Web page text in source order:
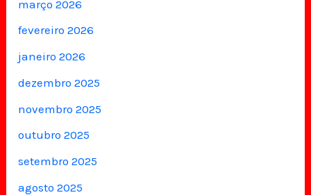
março 2026
fevereiro 2026
janeiro 2026
dezembro 2025
novembro 2025
outubro 2025
setembro 2025
agosto 2025